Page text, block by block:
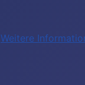
Weitere